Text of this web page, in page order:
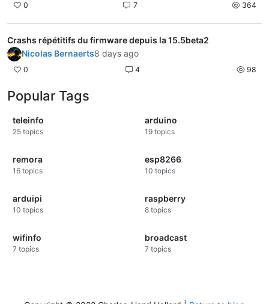
0 7 364
Crashs répétitifs du firmware depuis la 15.5beta2
Nicolas Bernaerts8 days ago
0 4 98
Popular Tags
teleinfo
25 topics
arduino
19 topics
remora
16 topics
esp8266
10 topics
arduipi
10 topics
raspberry
8 topics
wifinfo
7 topics
broadcast
7 topics